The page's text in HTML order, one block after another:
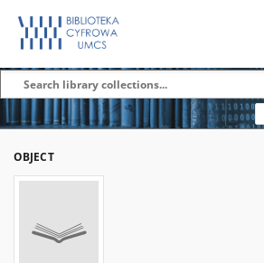
OBJECT